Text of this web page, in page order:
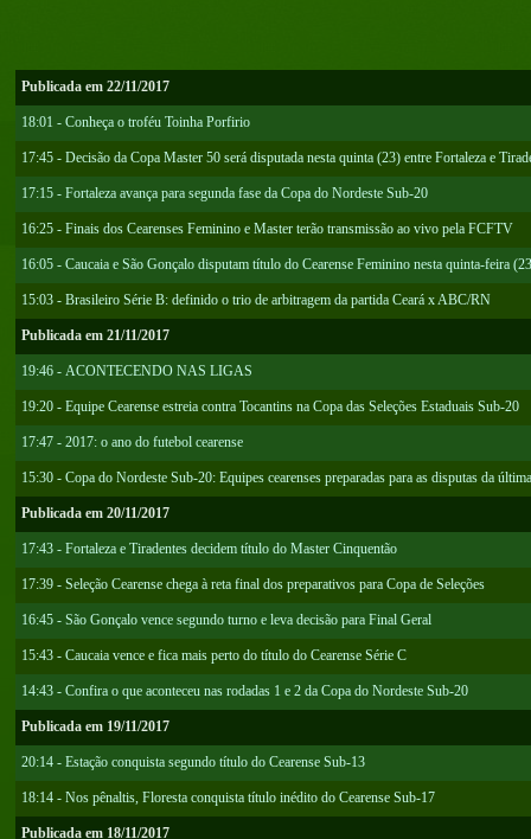
Publicada em 22/11/2017
18:01 - Conheça o troféu Toinha Porfirio
17:45 - Decisão da Copa Master 50 será disputada nesta quinta (23) entre Fortaleza e
17:15 - Fortaleza avança para segunda fase da Copa do Nordeste Sub-20
16:25 - Finais dos Cearenses Feminino e Master terão transmissão ao vivo pela FCFTV
16:05 - Caucaia e São Gonçalo disputam título do Cearense Feminino nesta quinta-feira
15:03 - Brasileiro Série B: definido o trio de arbitragem da partida Ceará x ABC/RN
Publicada em 21/11/2017
19:46 - ACONTECENDO NAS LIGAS
19:20 - Equipe Cearense estreia contra Tocantins na Copa das Seleções Estaduais Sub-20
17:47 - 2017: o ano do futebol cearense
15:30 - Copa do Nordeste Sub-20: Equipes cearenses preparadas para as disputas da
Publicada em 20/11/2017
17:43 - Fortaleza e Tiradentes decidem título do Master Cinquentão
17:39 - Seleção Cearense chega à reta final dos preparativos para Copa de Seleções
16:45 - São Gonçalo vence segundo turno e leva decisão para Final Geral
15:43 - Caucaia vence e fica mais perto do título do Cearense Série C
14:43 - Confira o que aconteceu nas rodadas 1 e 2 da Copa do Nordeste Sub-20
Publicada em 19/11/2017
20:14 - Estação conquista segundo título do Cearense Sub-13
18:14 - Nos pênaltis, Floresta conquista título inédito do Cearense Sub-17
Publicada em 18/11/2017